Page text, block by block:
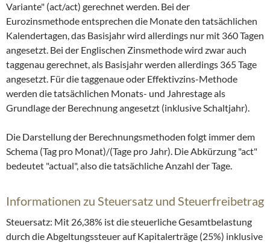
Variante" (act/act) gerechnet werden. Bei der
Eurozinsmethode entsprechen die Monate den tatsächlichen
Kalendertagen, das Basisjahr wird allerdings nur mit 360 Tagen
angesetzt. Bei der Englischen Zinsmethode wird zwar auch
taggenau gerechnet, als Basisjahr werden allerdings 365 Tage
angesetzt. Für die taggenaue oder Effektivzins-Methode
werden die tatsächlichen Monats- und Jahrestage als
Grundlage der Berechnung angesetzt (inklusive Schaltjahr).
Die Darstellung der Berechnungsmethoden folgt immer dem
Schema (Tag pro Monat)/(Tage pro Jahr). Die Abkürzung "act"
bedeutet "actual", also die tatsächliche Anzahl der Tage.
Informationen zu Steuersatz und Steuerfreibetrag
Steuersatz: Mit 26,38% ist die steuerliche Gesamtbelastung
durch die Abgeltungssteuer auf Kapitalerträge (25%) inklusive